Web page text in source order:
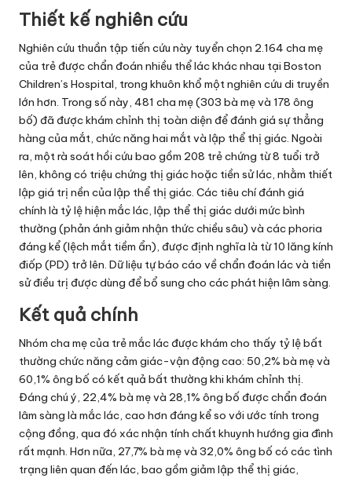
Thiết kế nghiên cứu
Nghiên cứu thuần tập tiến cứu này tuyển chọn 2.164 cha mẹ
của trẻ được chẩn đoán nhiều thể lác khác nhau tại Boston
Children’s Hospital, trong khuôn khổ một nghiên cứu di truyền
lớn hơn. Trong số này, 481 cha mẹ (303 bà mẹ và 178 ông
bố) đã được khám chỉnh thị toàn diện để đánh giá sự thẳng
hàng của mắt, chức năng hai mắt và lập thể thị giác. Ngoài
ra, một rà soát hồi cứu bao gồm 208 trẻ chứng từ 8 tuổi trở
lên, không có triệu chứng thị giác hoặc tiền sử lác, nhằm thiết
lập giá trị nền của lập thể thị giác. Các tiêu chí đánh giá
chính là tỷ lệ hiện mắc lác, lập thể thị giác dưới mức bình
thường (phản ánh giảm nhận thức chiều sâu) và các phoria
đáng kể (lệch mắt tiềm ẩn), được định nghĩa là từ 10 lăng kính
điốp (PD) trở lên. Dữ liệu tự báo cáo về chẩn đoán lác và tiền
sử điều trị được dùng để bổ sung cho các phát hiện lâm sàng.
Kết quả chính
Nhóm cha mẹ của trẻ mắc lác được khám cho thấy tỷ lệ bất
thường chức năng cảm giác-vận động cao: 50,2% bà mẹ và
60,1% ông bố có kết quả bất thường khi khám chỉnh thị.
Đáng chú ý, 22,4% bà mẹ và 28,1% ông bố được chẩn đoán
lâm sàng là mắc lác, cao hơn đáng kể so với ước tính trong
cộng đồng, qua đó xác nhận tính chất khuynh hướng gia đình
rất mạnh. Hơn nữa, 27,7% bà mẹ và 32,0% ông bố có các tình
trạng liên quan đến lác, bao gồm giảm lập thể thị giác,